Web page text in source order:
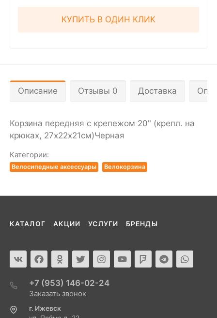
КУПИТЬ В ОДИН КЛИК
Описание Отзывы 0 Доставка
Корзина передняя с крепежом 20" (крепл. на
крюках, 27х22х21см)Черная
Категории:
Велосипедные аксессуары Велокорзина
КАТАЛОГ АКЦИИ УСЛУГИ БРЕНДЫ
+7 (953) 146-02-24
Заказать звонок
г. Ижевск